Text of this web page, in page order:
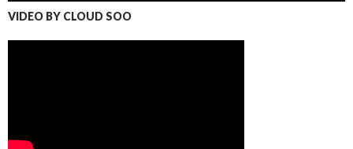
VIDEO BY CLOUD SOO